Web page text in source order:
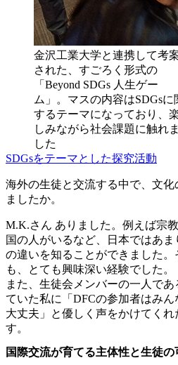
金沢工業大学と連携して考
された、すごろく形式の
「Beyond SDGs 人生ゲー
ム」。マスの内容はSDGsに
するテーマになっており、
しみながら社会課題に触れま
した
SDGsをテーマとした探究活動
海外の生徒と交流する中で、文化
ましたか。
M.K.さん ありました。例えば宗
国の人がいるなど、日本ではあ
の違いを知ることができました
も、とても興味深い経験でした。
また、生徒会メンバーの一人で
ていた私に「DFCの参加者はみ
大丈夫」と優しく声をかけてく
す。
国際交流が育てる主体性と生徒の